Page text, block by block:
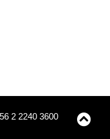
2 2240 3600